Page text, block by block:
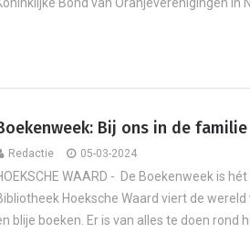
Bij ons in de familie
Redactie 05-03-2024
WAARD - De Boekenweek is
Hoeksche Waard viert de
blije boeken. Er is van alles te doen rond